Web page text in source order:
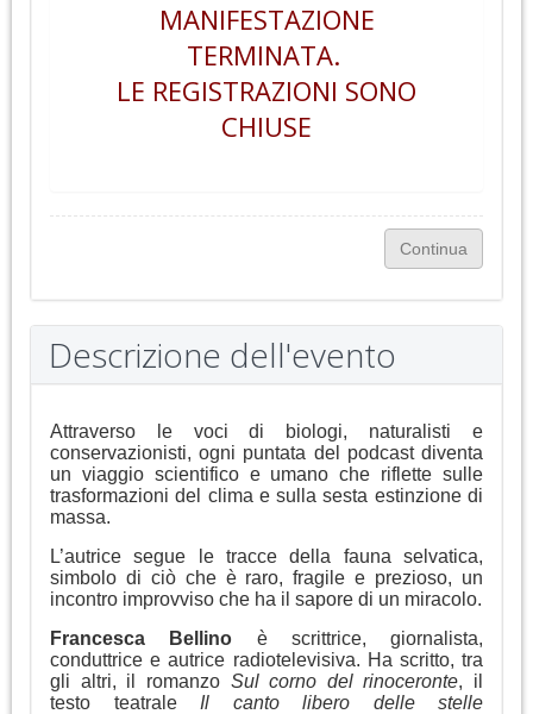
MANIFESTAZIONE
TERMINATA.
LE REGISTRAZIONI SONO
CHIUSE
Descrizione dell'evento
Attraverso le voci di biologi, naturalisti e
conservazionisti, ogni puntata del podcast diventa
un viaggio scientifico e umano che riflette sulle
trasformazioni del clima e sulla sesta estinzione di
massa.
L’autrice segue le tracce della fauna selvatica,
simbolo di ciò che è raro, fragile e prezioso, un
incontro improvviso che ha il sapore di un miracolo.
Francesca Bellino è scrittrice, giornalista,
conduttrice e autrice radiotelevisiva. Ha scritto, tra
gli altri, il romanzo Sul corno del rinoceronte, il
testo teatrale Il canto libero delle stelle